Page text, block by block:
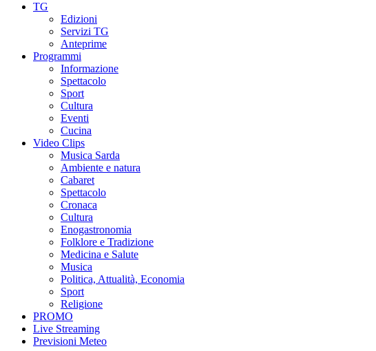
TG
Edizioni
Servizi TG
Anteprime
Programmi
Informazione
Spettacolo
Sport
Cultura
Eventi
Cucina
Video Clips
Musica Sarda
Ambiente e natura
Cabaret
Spettacolo
Cronaca
Cultura
Enogastronomia
Folklore e Tradizione
Medicina e Salute
Musica
Politica, Attualità, Economia
Sport
Religione
PROMO
Live Streaming
Previsioni Meteo